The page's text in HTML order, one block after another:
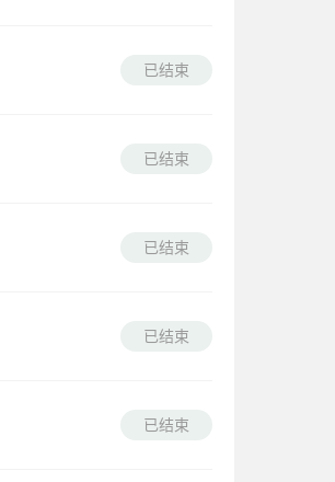
已结束
已结束
已结束
已结束
已结束